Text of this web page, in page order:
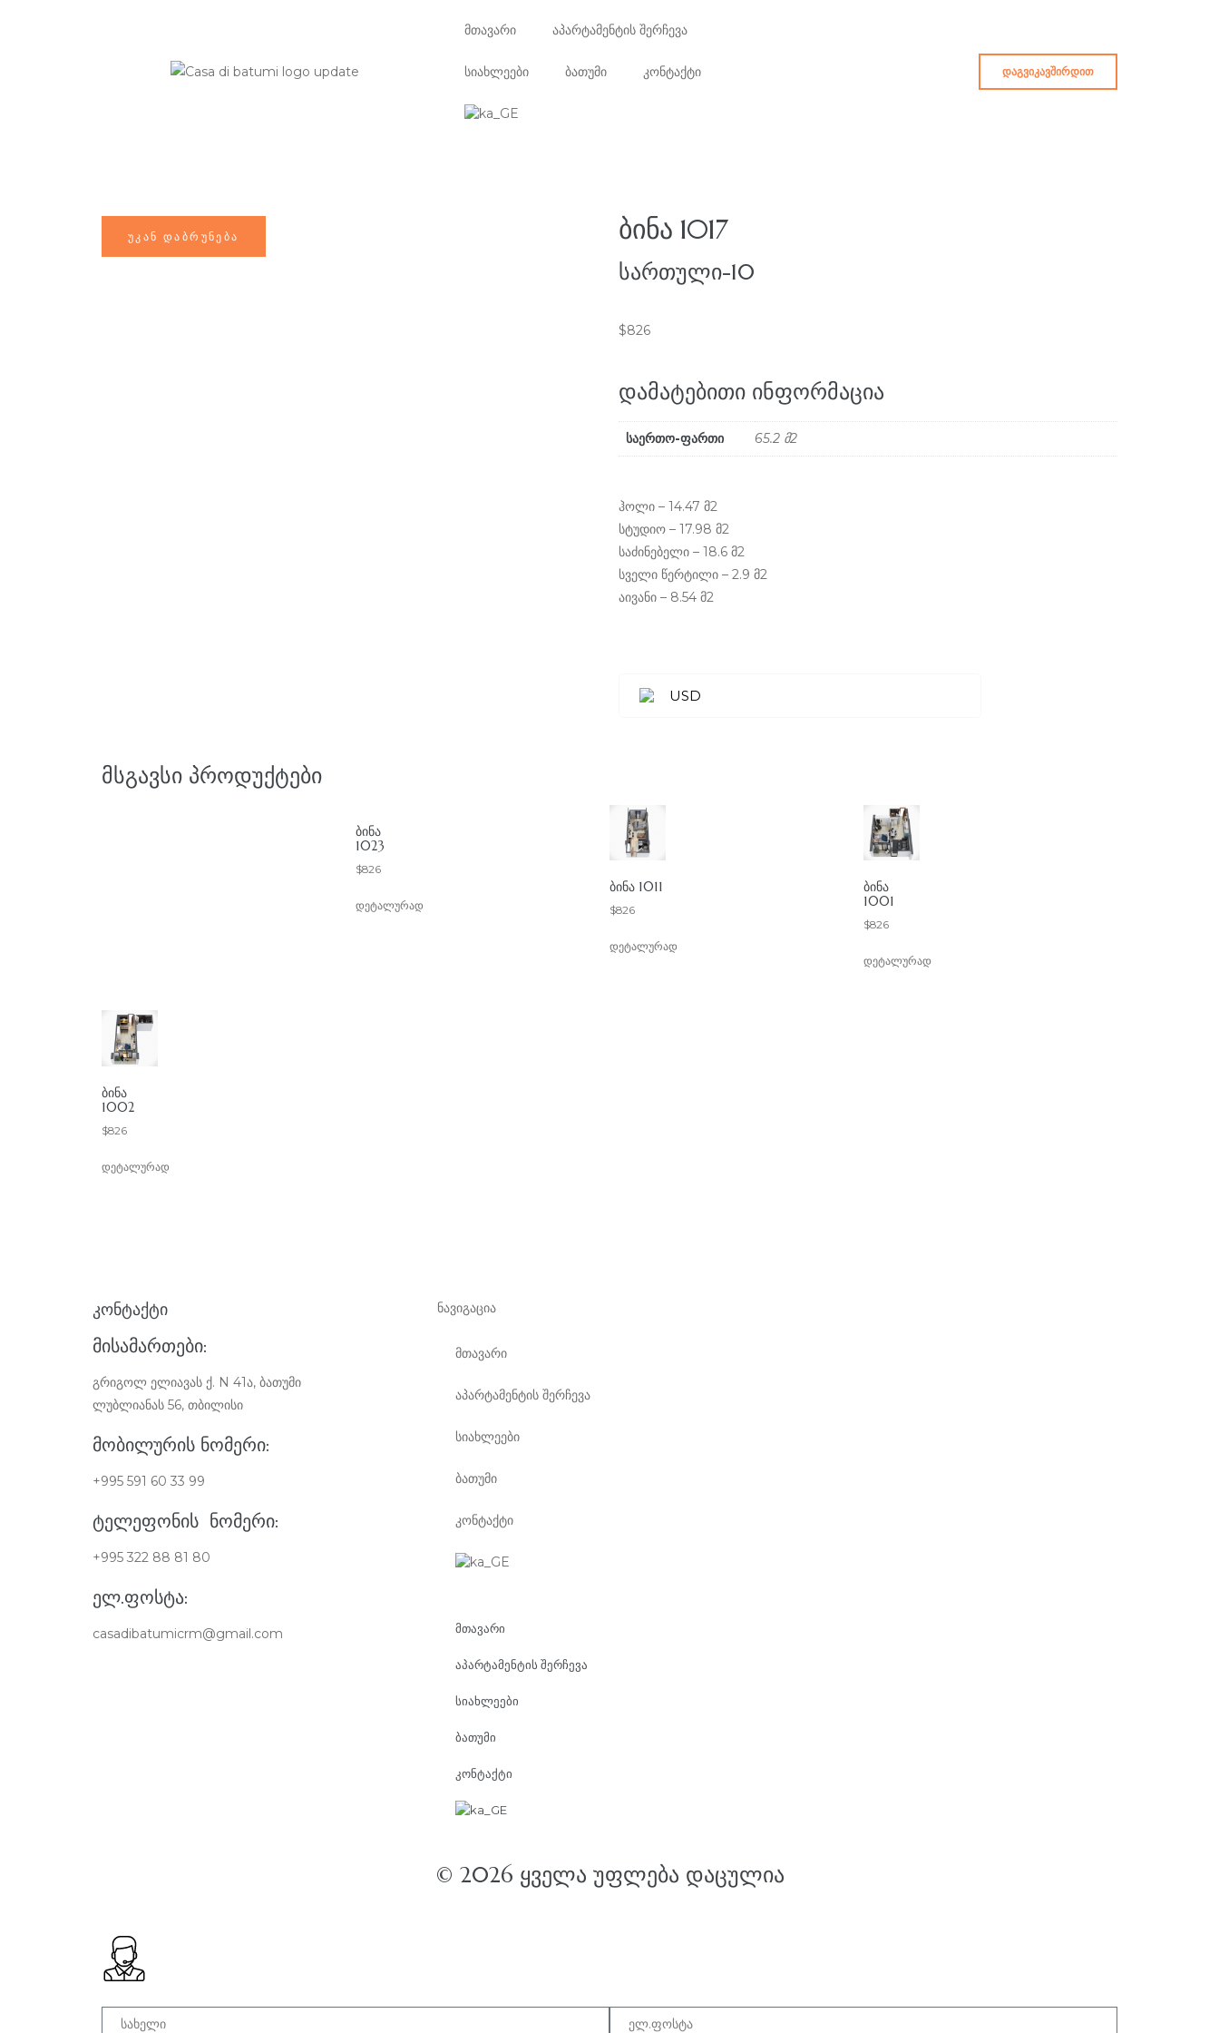
მთავარი აპარტამენტის შერჩევა
სიახლეები ბათუმი კონტაქტი ᲓᲐᲒᲕᲘᲙᲐᲕᲨᲘᲠᲓᲘᲗ
ᲑᲘᲜᲐ 1017
ᲡᲐᲠᲗᲣᲚᲘ-10
$826
ᲓᲐᲛᲐᲢᲔᲑᲘᲗᲘ ᲘᲜᲤᲝᲠᲛᲐᲪᲘᲐ
საერთო-ფართი 65.2 მ2
ჰოლი – 14.47 მ2
სტუდიო – 17.98 მ2
საძინებელი – 18.6 მ2
სველი წერტილი – 2.9 მ2
აივანი – 8.54 მ2
USD
ᲛᲡᲒᲐᲕᲡᲘ ᲞᲠᲝᲓᲣᲥᲢᲔᲑᲘ
ᲑᲘᲜᲐ
1023
$826
დეტალურად
ᲑᲘᲜᲐ 1011
$826
დეტალურად
ᲑᲘᲜᲐ
1001
$826
დეტალურად
ᲑᲘᲜᲐ
1002
$826
დეტალურად
ᲙᲝᲜᲢᲐᲥᲢᲘ
ᲛᲘᲡᲐᲛᲐᲠᲗᲔᲑᲘ:
გრიგოლ ელიავას ქ. N 41ა, ბათუმი
ლუბლიანას 56, თბილისი
ᲛᲝᲑᲘᲚᲣᲠᲘᲡ ᲜᲝᲛᲔᲠᲘ:
+995 591 60 33 99
ᲢᲔᲚᲔᲤᲝᲜᲘᲡ ᲜᲝᲛᲔᲠᲘ:
+995 322 88 81 80
ᲔᲚ.ᲤᲝᲡᲢᲐ:
casadibatumicrm@gmail.com
ნავიგაცია
მთავარი
აპარტამენტის შერჩევა
სიახლეები
ბათუმი
კონტაქტი
მთავარი
აპარტამენტის შერჩევა
სიახლეები
ბათუმი
კონტაქტი
© 2026 ᲧᲕᲔᲚᲐ ᲣᲤᲚᲔᲑᲐ ᲓᲐᲪᲣᲚᲘᲐ